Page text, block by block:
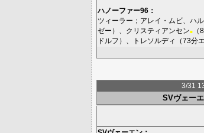
ハノーファー96 ：
ツィーラー ； アレイ・ムビ ハ
ゼー ）、 クリスティアンセン■
ドルフ ）、 トレソルディ （73分
3/31
SVヴェー